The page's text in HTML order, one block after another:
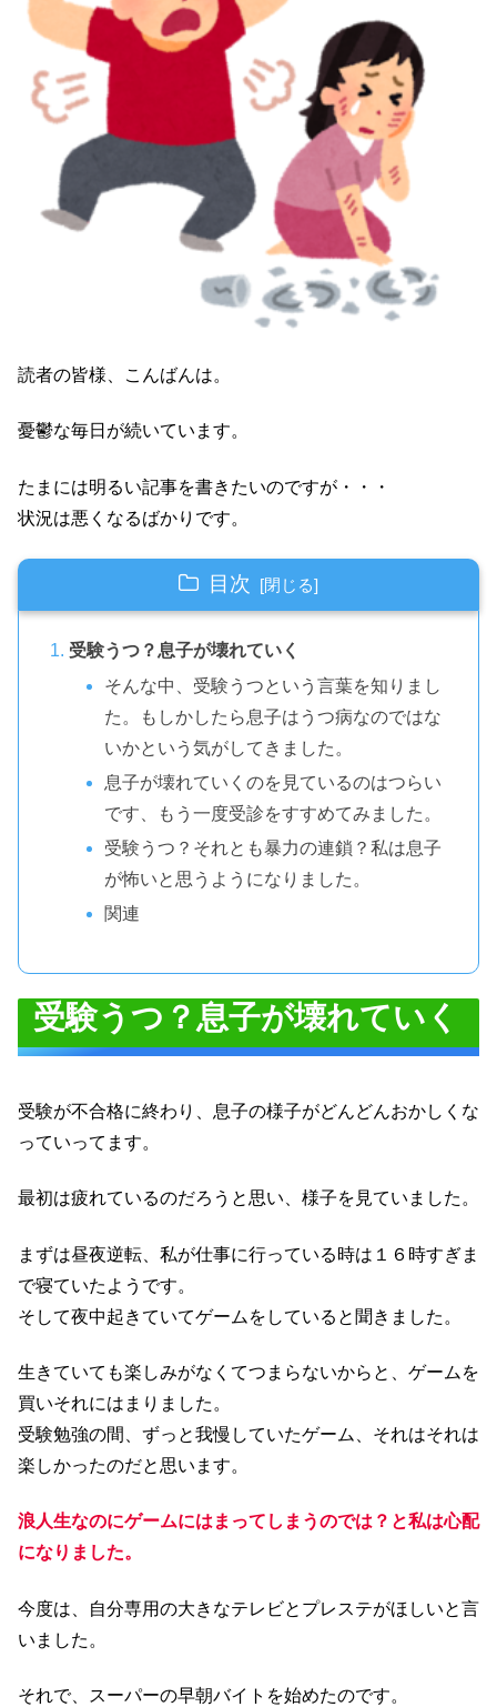
読者の皆様、こんばんは。
憂鬱な毎日が続いています。
たまには明るい記事を書きたいのですが・・・
状況は悪くなるばかりです。
目次
受験うつ？息子が壊れていく
そんな中、受験うつという言葉を知りまし
た。もしかしたら息子はうつ病なのではな
いかという気がしてきました。
息子が壊れていくのを見ているのはつらい
です、もう一度受診をすすめてみました。
受験うつ？それとも暴力の連鎖？私は息子
が怖いと思うようになりました。
関連
受験うつ？息子が壊れていく
受験が不合格に終わり、息子の様子がどんどんおかしくな
っていってます。
最初は疲れているのだろうと思い、様子を見ていました。
まずは昼夜逆転、私が仕事に行っている時は１６時すぎま
で寝ていたようです。
そして夜中起きていてゲームをしていると聞きました。
生きていても楽しみがなくてつまらないからと、ゲームを
買いそれにはまりました。
受験勉強の間、ずっと我慢していたゲーム、それはそれは
楽しかったのだと思います。
浪人生なのにゲームにはまってしまうのでは？と私は心配
になりました。
今度は、自分専用の大きなテレビとプレステがほしいと言
いました。
それで、スーパーの早朝バイトを始めたのです。